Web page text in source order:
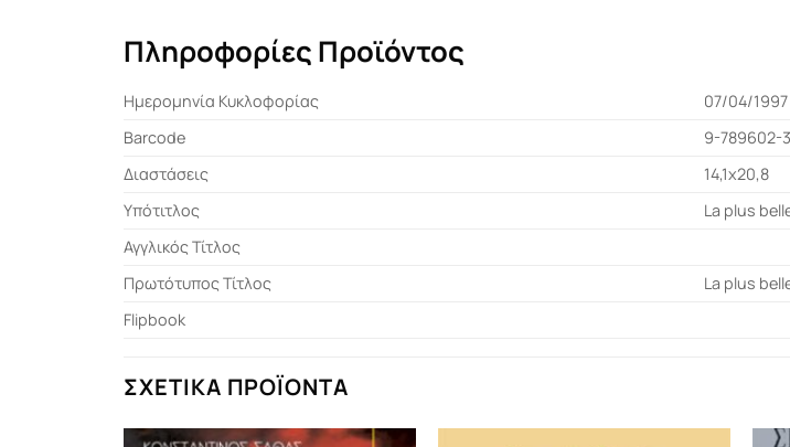
Πληροφορίες Προϊόντος
Ημερομηνία Κυκλοφορίας
07/04/1997
Barcode
9-789602-
Διαστάσεις
14,1x20,8
Υπότιτλος
La plus
Αγγλικός Τίτλος
Πρωτότυπος Τίτλος
La plus
Flipbook
ΣΧΕΤΙΚΆ ΠΡΟΪΌΝΤΑ